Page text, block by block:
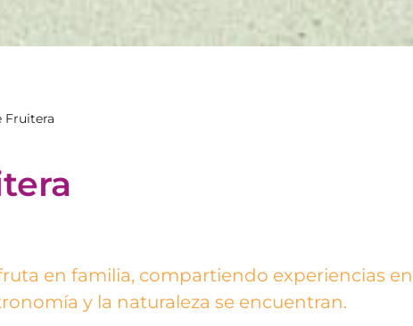
Fruitera
en familia, compartiendo experiencias en
y la naturaleza se encuentran.